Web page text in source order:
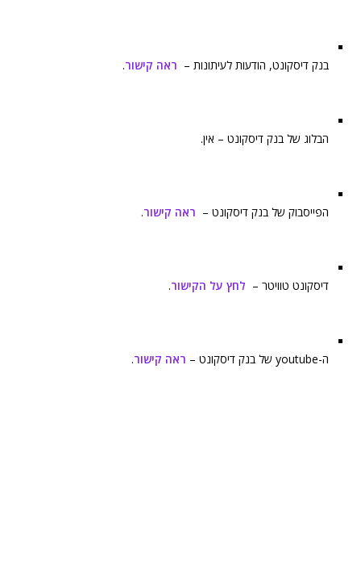
בנק דיסקונט, הודעות לעיתונות – ראה קישור.
הבלוג של בנק דיסקונט – אין.
הפייסבוק של בנק דיסקונט – ראה קישור.
דיסקונט טוויטר – לחץ על הקישור.
ה-youtube של בנק דיסקונט – ראה קישור.